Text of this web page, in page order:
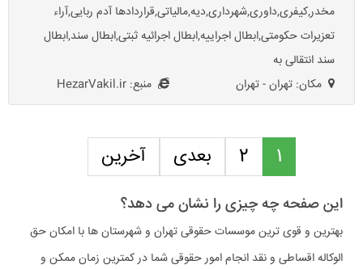
مخدر,کیفری,داوری,شهرداری,دیه,مالیاتی,قراردادها آدم ربایی,آراء
تعزیرات حکومتی,ابطال اجراییه,ابطال اجرائیه ثبتی,ابطال سند,ابطال
سند انتقالی به
مکان: تهران - تهران
منبع: HezarVakil.ir
1
2 بعدی آخرین
این صفحه چه چیزی را نشان می دهد؟
بهترین و قوی ترین موسسات حقوقی تهران و شهرستان ها با امکان حق
الوکاله اقساطی و نقد انجام امور حقوقی شما در کمترین زمان ممکن و